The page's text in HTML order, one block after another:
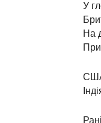
У
На
США